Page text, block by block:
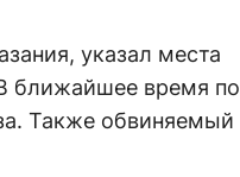
указал места
ближайшее время по
Также обвиняемый